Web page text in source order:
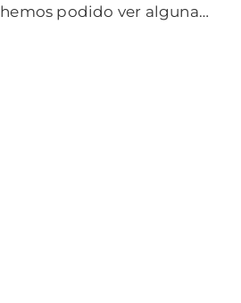
hemos podido ver alguna…